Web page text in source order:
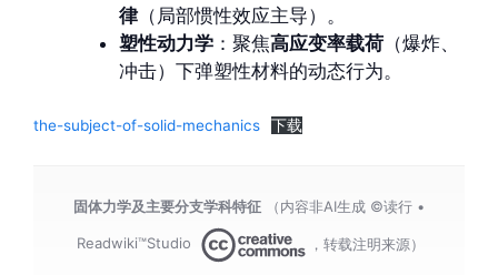
律（局部惯性效应主导）。
塑性动力学：聚焦高应变率载荷（爆炸、
冲击）下弹塑性材料的动态行为。
the-subject-of-solid-mechanics 下载
固体力学及主要分支学科特征 （内容非AI生成 ©读行 •
Readwiki™Studio ，转载注明来源）